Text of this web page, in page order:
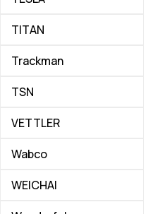
TITAN
Trackman
TSN
VETTLER
Wabco
WEICHAI